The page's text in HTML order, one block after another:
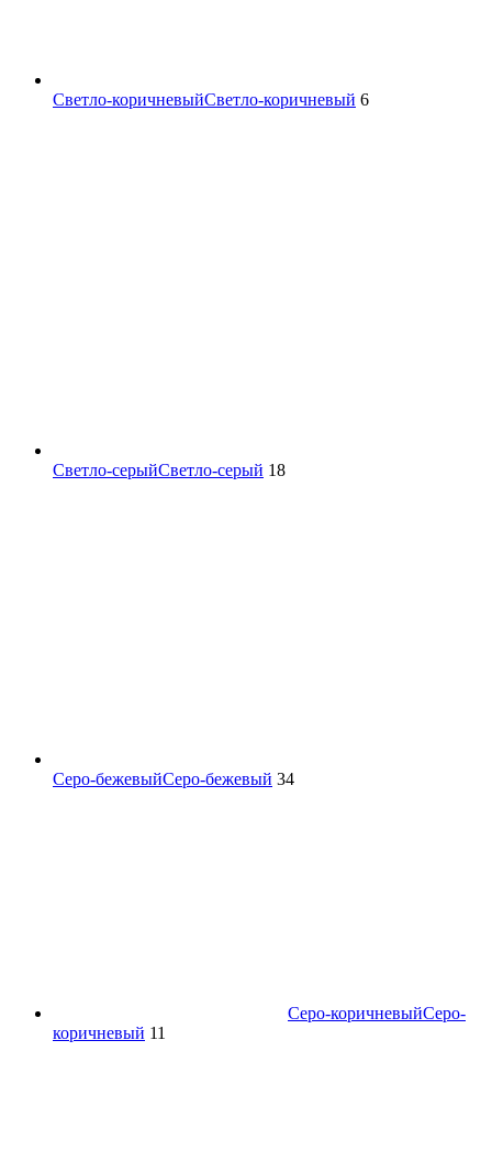
Светло-коричневыйСветло-коричневый 6
Светло-серыйСветло-серый 18
Серо-бежевыйСеро-бежевый 34
Серо-коричневыйСеро-
коричневый 11